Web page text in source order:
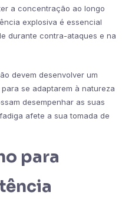
a concentração ao longo
explosiva é essencial
durante contra-ataques e na
devem desenvolver um
se adaptarem à natureza
desempenhar as suas
afete a sua tomada de
para